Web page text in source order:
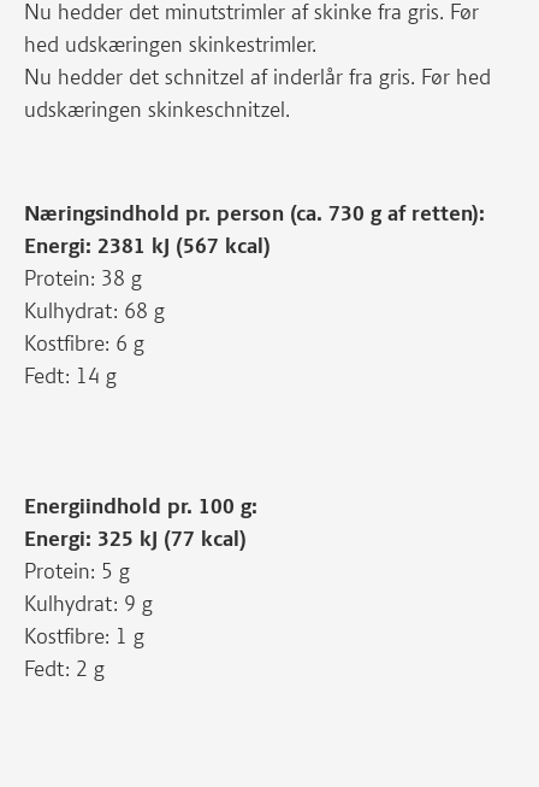
Nu hedder det minutstrimler af skinke fra gris. Før
hed udskæringen skinkestrimler.
Nu hedder det schnitzel af inderlår fra gris. Før hed
udskæringen skinkeschnitzel.
Næringsindhold pr. person (ca. 730 g af retten):
Energi: 2381 kJ (567 kcal)
Protein: 38 g
Kulhydrat: 68 g
Kostfibre: 6 g
Fedt: 14 g
Energiindhold pr. 100 g:
Energi: 325 kJ (77 kcal)
Protein: 5 g
Kulhydrat: 9 g
Kostfibre: 1 g
Fedt: 2 g